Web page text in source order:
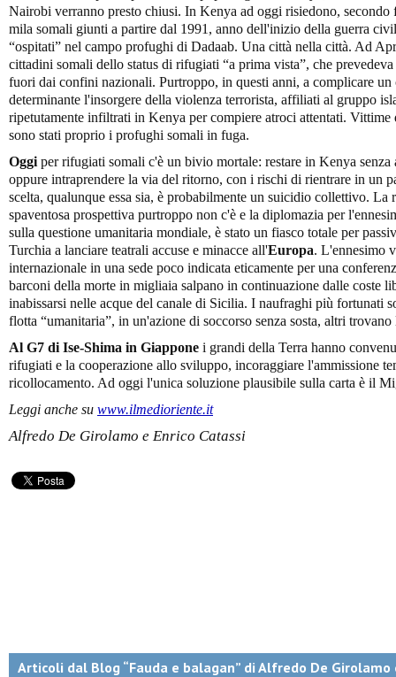
Nairobi verranno presto chiusi. In Kenya ad oggi risiedono,
mila somali giunti a partire dal 1991, anno dell'inizio della guerra
“ospitati” nel campo profughi di Dadaab. Una città nella città. Ad
cittadini somali dello status di rifugiati “a prima vista”, che
fuori dai confini nazionali. Purtroppo, in questi anni, a complicare un
determinante l'insorgere della violenza terrorista, affiliati al gruppo
ripetutamente infiltrati in Kenya per compiere atroci attentati. Vittime
sono stati proprio i profughi somali in fuga.
Oggi per rifugiati somali c'è un bivio mortale: restare in Kenya
oppure intraprendere la via del ritorno, con i rischi di rientrare in un
scelta, qualunque essa sia, è probabilmente un suicidio collettivo. La
spaventosa prospettiva purtroppo non c'è e la diplomazia per
sulla questione umanitaria mondiale, è stato un fiasco totale per
Turchia a lanciare teatrali accuse e minacce all'Europa. L'ennesimo
internazionale in una sede poco indicata eticamente per una
barconi della morte in migliaia salpano in continuazione dalle coste
inabissarsi nelle acque del canale di Sicilia. I naufraghi più fortunati
flotta “umanitaria”, in un'azione di soccorso senza sosta, altri
Al G7 di Ise-Shima in Giappone i grandi della Terra hanno
rifugiati e la cooperazione allo sviluppo, incoraggiare l'ammissione
ricollocamento. Ad oggi l'unica soluzione plausibile sulla carta è il
Leggi anche su www.ilmedioriente.it
Alfredo De Girolamo e Enrico Catassi
Articoli dal Blog “Fauda e balagan” di Alfredo De Girolamo